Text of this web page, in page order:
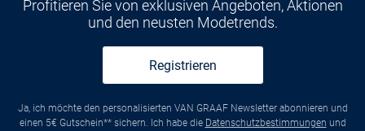
Profitieren Sie von exklusiven Angeboten, Aktionen
und den neusten Modetrends.
Registrieren
Ja, ich möchte den personalisierten VAN GRAAF Newsletter abonnieren und
einen 5€ Gutschein** sichern. Ich habe die Datenschutzbestimmungen und